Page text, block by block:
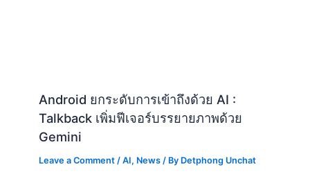
Android ยกระดับการเข้าถึงด้วย AI :
Talkback เพิ่มฟีเจอร์บรรยายภาพด้วย
Gemini
Leave a Comment /AI, News / By Detphong Unchat